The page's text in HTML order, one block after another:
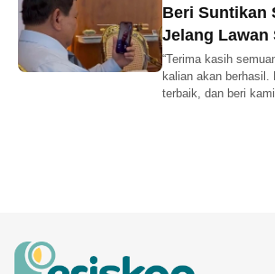
Beri Suntikan
Jelang Lawan
“Terima kasih
kalian akan berhasil.
terbaik, dan beri kami